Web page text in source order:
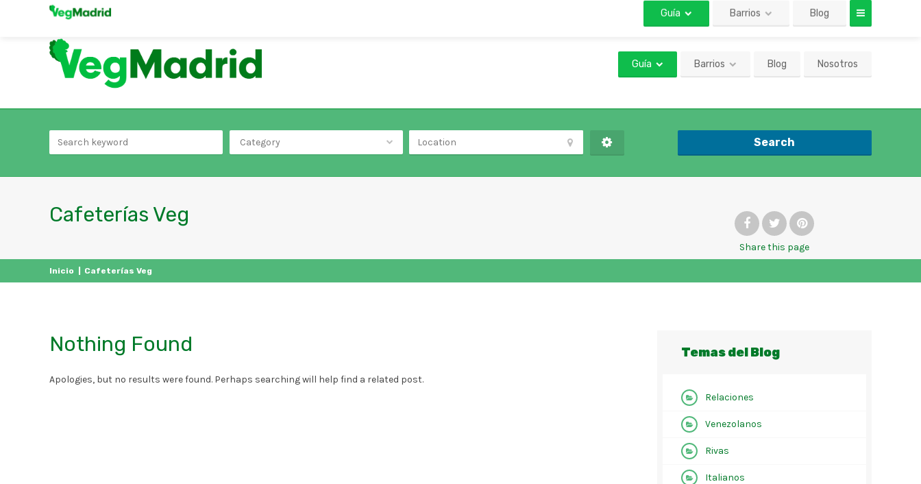
Guía Barrios Blog Nosotros
Category Search
Cafeterías Veg
Share this page
Inicio Cafeterías Veg
Nothing Found
Apologies, but no results were found. Perhaps searching will help find a related post.
Temas del Blog
Relaciones
Venezolanos
Rivas
Italianos